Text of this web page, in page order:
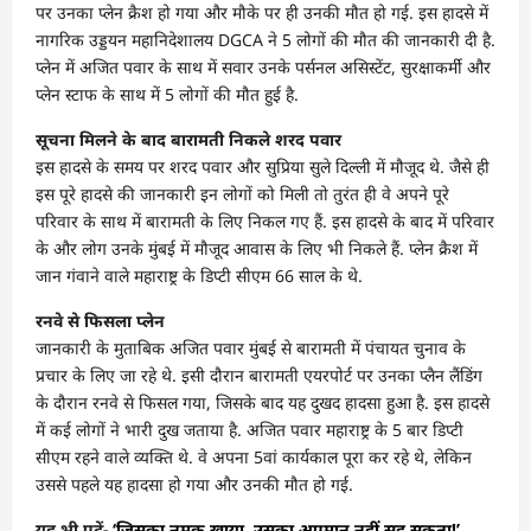
पर उनका प्लेन क्रैश हो गया और मौके पर ही उनकी मौत हो गई. इस हादसे में
नागरिक उड्डयन महानिदेशालय DGCA ने 5 लोगों की मौत की जानकारी दी है.
प्लेन में अजित पवार के साथ में सवार उनके पर्सनल असिस्टेंट, सुरक्षाकर्मी और
प्लेन स्टाफ के साथ में 5 लोगों की मौत हुई है.
सूचना मिलने के बाद बारामती निकले शरद पवार
इस हादसे के समय पर शरद पवार और सुप्रिया सुले दिल्ली में मौजूद थे. जैसे ही
इस पूरे हादसे की जानकारी इन लोगों को मिली तो तुरंत ही वे अपने पूरे
परिवार के साथ में बारामती के लिए निकल गए हैं. इस हादसे के बाद में परिवार
के और लोग उनके मुंबई में मौजूद आवास के लिए भी निकले हैं. प्लेन क्रैश में
जान गंवाने वाले महाराष्ट्र के डिप्टी सीएम 66 साल के थे.
रनवे से फिसला प्लेन
जानकारी के मुताबिक अजित पवार मुंबई से बारामती में पंचायत चुनाव के
प्रचार के लिए जा रहे थे. इसी दौरान बारामती एयरपोर्ट पर उनका प्लैन लैंडिंग
के दौरान रनवे से फिसल गया, जिसके बाद यह दुखद हादसा हुआ है. इस हादसे
में कई लोगों ने भारी दुख जताया है. अजित पवार महाराष्ट्र के 5 बार डिप्टी
सीएम रहने वाले व्यक्ति थे. वे अपना 5वां कार्यकाल पूरा कर रहे थे, लेकिन
उससे पहले यह हादसा हो गया और उनकी मौत हो गई.